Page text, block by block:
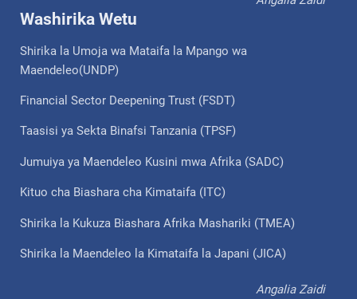
Washirika Wetu
Shirika la Umoja wa Mataifa la Mpango wa
Maendeleo(UNDP)
Financial Sector Deepening Trust (FSDT)
Taasisi ya Sekta Binafsi Tanzania (TPSF)
Jumuiya ya Maendeleo Kusini mwa Afrika (SADC)
Kituo cha Biashara cha Kimataifa (ITC)
Shirika la Kukuza Biashara Afrika Mashariki (TMEA)
Shirika la Maendeleo la Kimataifa la Japani (JICA)
Angalia Zaidi